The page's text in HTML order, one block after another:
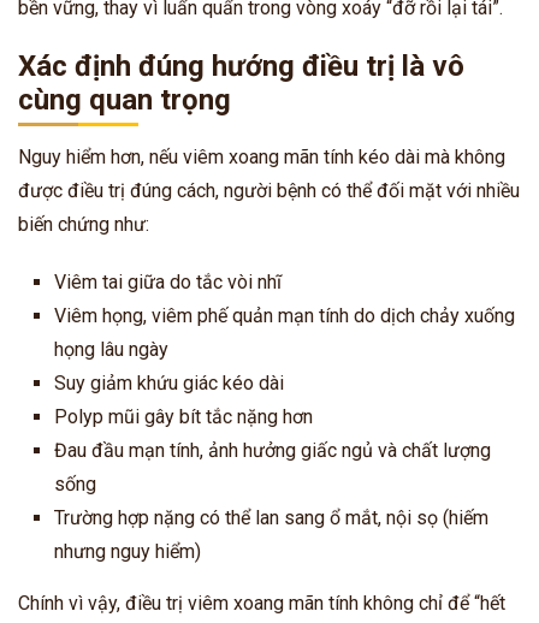
bền vững, thay vì luẩn quẩn trong vòng xoáy “đỡ rồi lại tái”.
Xác định đúng hướng điều trị là vô
cùng quan trọng
Nguy hiểm hơn, nếu viêm xoang mãn tính kéo dài mà không
được điều trị đúng cách, người bệnh có thể đối mặt với nhiều
biến chứng như:
Viêm tai giữa do tắc vòi nhĩ
Viêm họng, viêm phế quản mạn tính do dịch chảy xuống
họng lâu ngày
Suy giảm khứu giác kéo dài
Polyp mũi gây bít tắc nặng hơn
Đau đầu mạn tính, ảnh hưởng giấc ngủ và chất lượng
sống
Trường hợp nặng có thể lan sang ổ mắt, nội sọ (hiếm
nhưng nguy hiểm)
Chính vì vậy, điều trị viêm xoang mãn tính không chỉ để “hết